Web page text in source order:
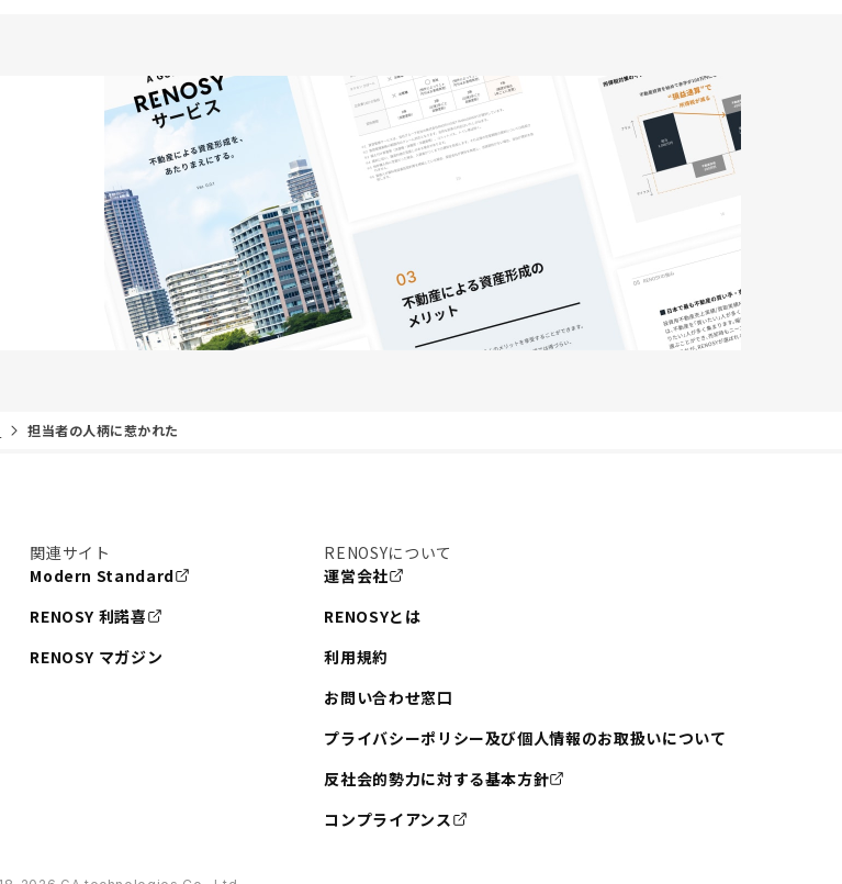
担当者の人柄に惹かれた
関連サイト
Modern Standard
RENOSY 利諾喜
RENOSY マガジン
RENOSYについて
運営会社
RENOSYとは
利用規約
お問い合わせ窓口
プライバシーポリシー及び個人情報のお取扱いについて
反社会的勢力に対する基本方針
コンプライアンス